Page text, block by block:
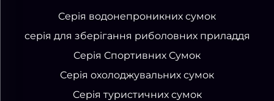
Серія водонепроникних сумок
серія для зберігання риболовних приладдя
Серія Спортивних Сумок
Серія охолоджувальних сумок
Серія туристичних сумок